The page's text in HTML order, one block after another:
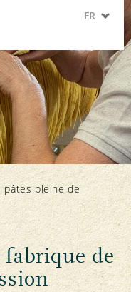
FR
EN
ES
pâtes pleine de
de